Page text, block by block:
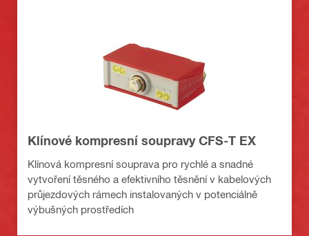
Klínové kompresní soupravy CFS-T EX
Klínová kompresní souprava pro rychlé a snadné
vytvoření těsného a efektivního těsnění v kabelových
průjezdových rámech instalovaných v potenciálně
výbušných prostředích